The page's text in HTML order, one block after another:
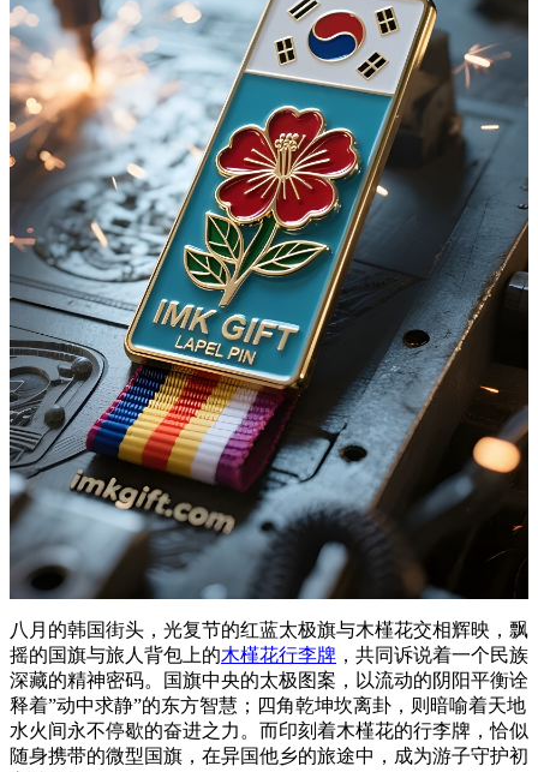
八月的韩国街头，光复节的红蓝太极旗与木槿花交相辉映，飘
摇的国旗与旅人背包上的木槿花行李牌 ，共同诉说着一个民族
深藏的精神密码。国旗中央的太极图案，以流动的阴阳平衡诠
释着”动中求静”的东方智慧；四角乾坤坎离卦，则暗喻着天地
水火间永不停歇的奋进之力。而印刻着木槿花的行李牌，恰似
随身携带的微型国旗，在异国他乡的旅途中，成为游子守护初